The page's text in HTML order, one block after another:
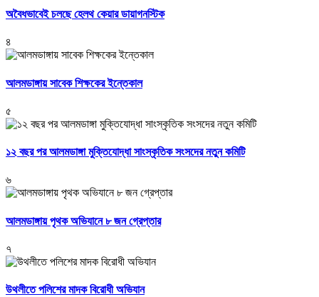
অবৈধভাবেই চলছে হেলথ কেয়ার ডায়াগনস্টিক
৪
আলমডাঙ্গায় সাবেক শিক্ষকের ইন্তেকাল
৫
১২ বছর পর আলমডাঙ্গা মুক্তিযোদ্ধা সাংস্কৃতিক সংসদের নতুন কমিটি
৬
আলমডাঙ্গায় পৃথক অভিযানে ৮ জন গ্রেপ্তার
৭
উথলীতে পলিশের মাদক বিরোধী অভিযান